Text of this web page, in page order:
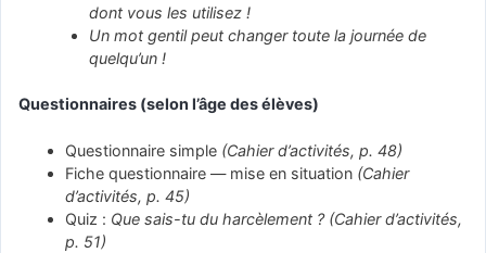
dont vous les utilisez !
Un mot gentil peut changer toute la journée de
quelqu’un !
Questionnaires (selon l’âge des élèves)
Questionnaire simple (Cahier d’activités, p. 48)
Fiche questionnaire — mise en situation (Cahier
d’activités, p. 45)
Quiz : Que sais-tu du harcèlement ? (Cahier d’activités,
p. 51)